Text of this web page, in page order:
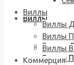
Виллы
Виллы
Виллы
Виллы
Виллы
Виллы
Виллы
Коммерция